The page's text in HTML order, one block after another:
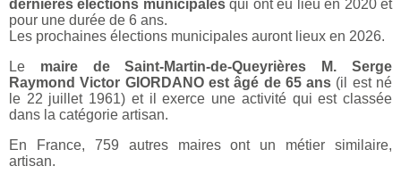
dernières élections municipalesqui ont eu lieu en 2020 et
pour une durée de 6 ans.
Les prochaines élections municipales auront lieux en 2026.
Le maire de Saint-Martin-de-Queyrières M. Serge
Raymond Victor GIORDANO est âgé de 65 ans (il est né
le 22 juillet 1961) et il exerce une activité qui est classée
dans la catégorie artisan.
En France, 759 autres maires ont un métier similaire,
artisan.